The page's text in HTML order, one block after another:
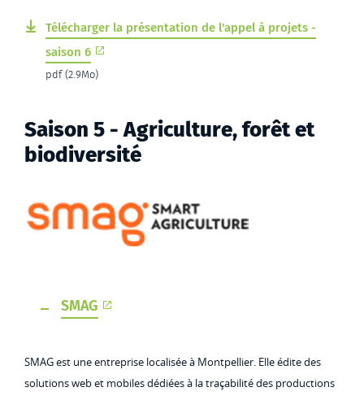
Télécharger la présentation de l'appel à projets -
saison 6
pdf (2.9Mo)
Saison 5 - Agriculture, forêt et
biodiversité
SMAG
SMAG est une entreprise localisée à Montpellier. Elle édite des
solutions web et mobiles dédiées à la traçabilité des productions